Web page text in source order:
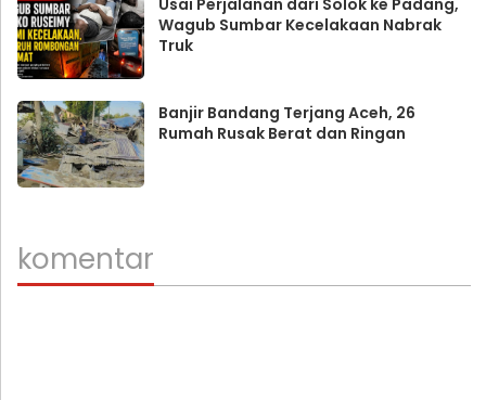
Wagub Sumbar Kecelakaan Nabrak
Truk
Banjir Bandang Terjang Aceh, 26
Rumah Rusak Berat dan Ringan
komentar